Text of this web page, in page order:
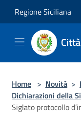
Regione Siciliana
Home > Novità >
Dichiarazioni della
Siglato protocollo